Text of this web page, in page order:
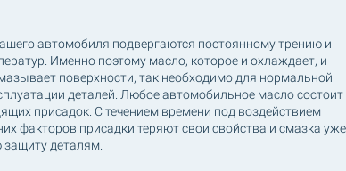
автомобиля подвергаются постоянному трению и
Именно поэтому масло, которое и охлаждает, и
поверхности, так необходимо для нормальной
деталей. Любое автомобильное масло состоит
присадок. С течением времени под воздействием
факторов присадки теряют свои свойства и смазка уже
деталям.